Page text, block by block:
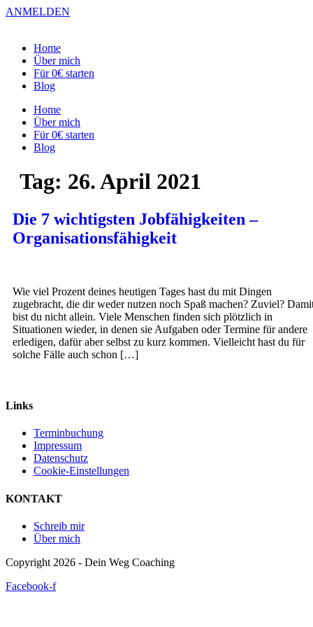
Zum
ANMELDEN
Home
Über mich
Für 0€ starten
Blog
Home
Über mich
Für 0€ starten
Blog
Tag: 26. April 2021
Die 7 wichtigsten Jobfähigkeiten –
Organisationsfähigkeit
Wie viel Prozent deines heutigen Tages hast du mit Dingen
zugebracht, die dir weder nutzen noch Spaß machen? Zuviel?
bist du nicht allein. Viele Menschen finden sich plötzlich in
Situationen wieder, in denen sie Aufgaben oder Termine für andere
erledigen, dafür aber selbst zu kurz kommen. Vielleicht hast du für
solche Fälle auch schon […]
Links
Terminbuchung
Impressum
Datenschutz
Cookie-Einstellungen
KONTAKT
Schreib mir
Über mich
Copyright 2026 - Dein Weg Coaching
Facebook-f